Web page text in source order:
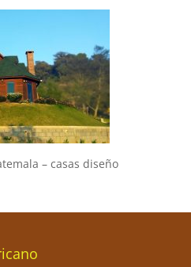
– casas diseño